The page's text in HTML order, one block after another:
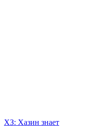
ХЗ: Хазин знает